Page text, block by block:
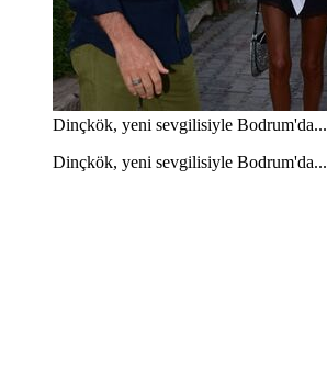
Dinçkök, yeni sevgilisiyle Bodrum'da...
Dinçkök, yeni sevgilisiyle Bodrum'da...